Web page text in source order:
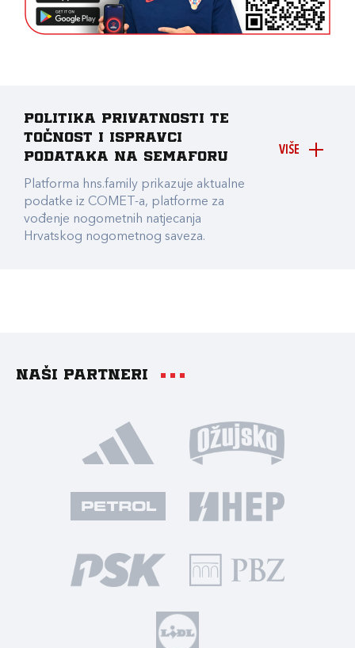
VIŠE
Politika privatnosti te
točnost i ispravci
podataka na Semaforu
Platforma hns.family prikazuje aktualne
podatke iz COMET-a, platforme za
vođenje nogometnih natjecanja
Hrvatskog nogometnog saveza.
Naši partneri